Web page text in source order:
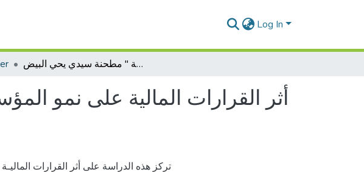
Log In
أثر القرارات المالية على نمو المؤسسة دراسة حالة مؤسسة '' مطحنة سيدي يحي البيض
أثر القرارات المالية على نمو
تركز هذه الدراسة على أثر القرارات